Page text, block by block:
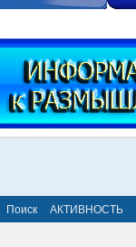
Поиск АКТИВНОСТЬ